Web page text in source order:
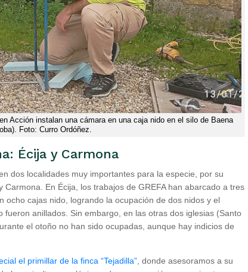
Acción instalan una cámara en una caja nido en el silo de Baena
Foto: Curro Ordóñez.
Écija y Carmona
dos localidades muy importantes para la especie, por su
En Écija, los trabajos de GREFA han abarcado a tres
ocho cajas nido, logrando la ocupación de dos nidos y el
anillados. Sin embargo, en las otras dos iglesias (Santo
el otoño no han sido ocupadas, aunque hay indicios de
el primillar de la finca “Tejadilla” , donde asesoramos a su